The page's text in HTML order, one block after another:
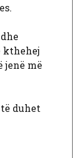
kthehej
jenë më
duhet